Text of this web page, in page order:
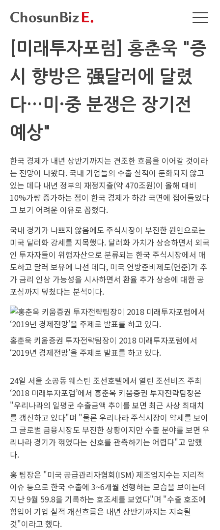
[미래투자포럼] 홍춘욱 "증
시 향방은 强달러에 달렸
다…미·중 분쟁은 장기전
예상"
한국 경제가 내년 상반기까지는 견조한 흐름을 이어갈 것이라
는 전망이 나왔다. 국내 기업들의 수출 실적이 둔화되지 않고
있는 데다 내년 정부의 재정지출(약 470조원)이 올해 대비
10%가량 증가하는 점이 한국 경제가 하강 국면에 접어들었다
고 보기 어려운 이유로 꼽혔다.
국내 경기가 나쁘지 않음에도 주식시장이 부진한 원인으로는
미국 달러화 강세를 지목했다. 달러화 가치가 상승하면서 외국
인 투자자들이 위험자산으로 분류되는 한국 주식시장에서 매
도하고 달러 보유에 나선 데다, 미국 연방준비제도(연준)가 추
가 금리 인상 가능성을 시사하면서 환율 추가 상승에 대한 공
포심까지 덮쳤다는 분석이다.
홍춘욱 키움증권 투자전략팀장이 2018 미래투자포럼에서
‘2019년 경제전망’을 주제로 발표를 하고 있다.
24일 서울 소공동 웨스틴 조선호텔에서 열린 조선비즈 주최
‘2018 미래투자포럼’에서 홍춘욱 키움증권 투자전략팀장은
"우리나라의 일평균 수출금액 추이를 보면 최근 사상 최대치
를 갱신하고 있다"며 "물론 우리나라 주식시장이 약세를 보이
고 글로벌 금융시장도 부진한 상황이지만 수출 분야를 보면 우
리나라 경기가 꺾였다는 신호를 관측하기는 어렵다"고 말했
다.
홍 팀장은 "미국 공급관리자협회(ISM) 제조업지수는 지리적
이슈 등으로 한국 수출에 3~6개월 선행하는 모습을 보이는데
지난 9월 59.8을 기록하는 호조세를 보였다"며 "수출 호조에
힘입어 기업 실적 개선흐름은 내년 상반기까지는 지속될
것"이라고 했다.